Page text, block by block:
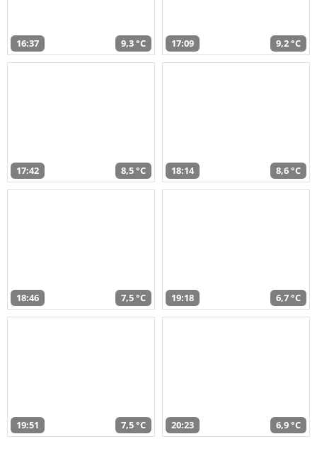
16:37 9,3 °C 17:09 9,2 °C
17:42 8,5 °C 18:14 8,6 °C
18:46 7,5 °C 19:18 6,7 °C
19:51 7,5 °C 20:23 6,9 °C